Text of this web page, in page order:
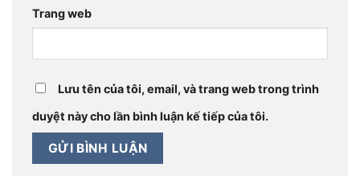
Trang web
Lưu tên của tôi, email, và trang web trong trình
duyệt này cho lần bình luận kế tiếp của tôi.